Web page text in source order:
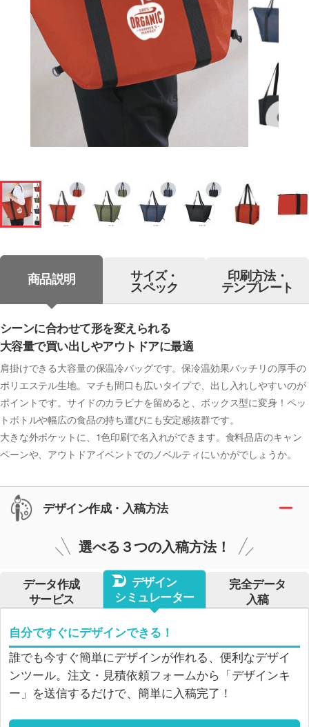
1/15
商品説明 サイズ・
スペック
印刷方法・
テンプレート
シーンに合わせて形を変えられる
大容量で買い出しやアウトドアに最適
肩掛けできる大容量の保温冷バッグです。保冷温効果バッチリの厚手の
ポリエステル生地。マチも間口も広いタイプで、出し入れしやすいのが
ポイントです。サイドのカラビナを留めると、ボックス型に変身！ペッ
トボトルや幅広の食品の持ち運びにも安定感抜群です。
大きな外ポケットに、1色印刷で名入れができます。食料品店のキャン
ペーンや、アウトドアイベントでのノベルティにいかがでしょうか。
デザイン作成・入稿方法
選べる３つの入稿方法！
データ作成
サービス
デザイン
シミュレーター
完全データ
入稿
自分ですぐにデザインできる！
誰でも今すぐ簡単にデザインが作れる、便利なデザイ
ンツール。注文・見積依頼フォームから「デザインキ
ー」を送信するだけで、簡単に入稿完了！